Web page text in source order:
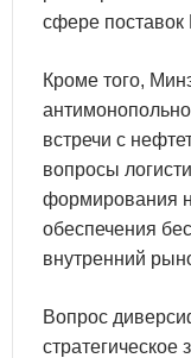
сфере
Кроме того,
встречи с
вопросы
формирования
обеспечения
внутренний
Вопрос
стратегическое